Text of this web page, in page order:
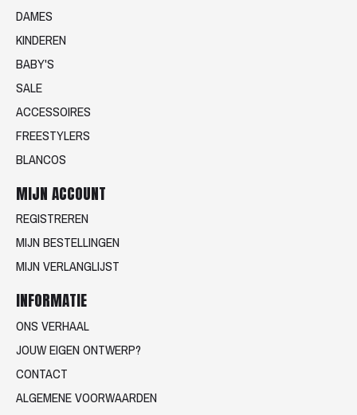
DAMES
KINDEREN
BABY'S
SALE
ACCESSOIRES
FREESTYLERS
BLANCOS
MIJN ACCOUNT
REGISTREREN
MIJN BESTELLINGEN
MIJN VERLANGLIJST
INFORMATIE
ONS VERHAAL
JOUW EIGEN ONTWERP?
CONTACT
ALGEMENE VOORWAARDEN